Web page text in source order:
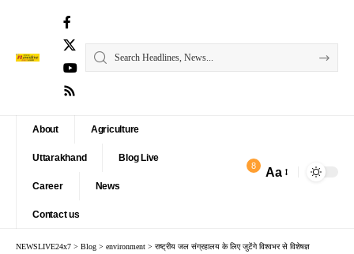
About Agriculture
Uttarakhand Blog Live
Career News
Contact us
8 Aa
NEWSLIVE24x7 > Blog > environment > राष्ट्रीय जल संग्रहालय के लिए जुटेंगे विश्वभर से विशेषज्ञ